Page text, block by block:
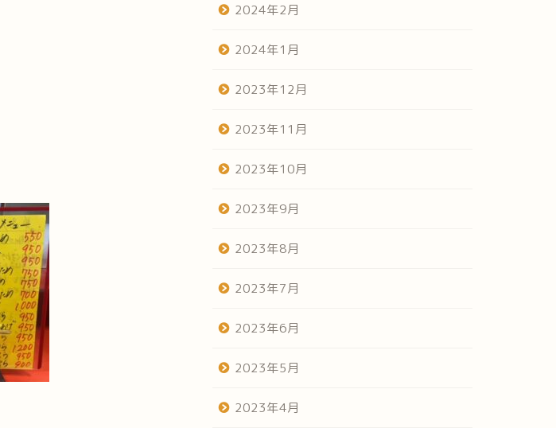
2024年2月
2024年1月
2023年12月
2023年11月
2023年10月
2023年9月
2023年8月
2023年7月
2023年6月
2023年5月
2023年4月